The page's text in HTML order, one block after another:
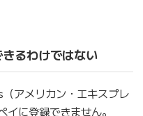
るわけではない
アメリカン・エキスプレ
に登録できません。